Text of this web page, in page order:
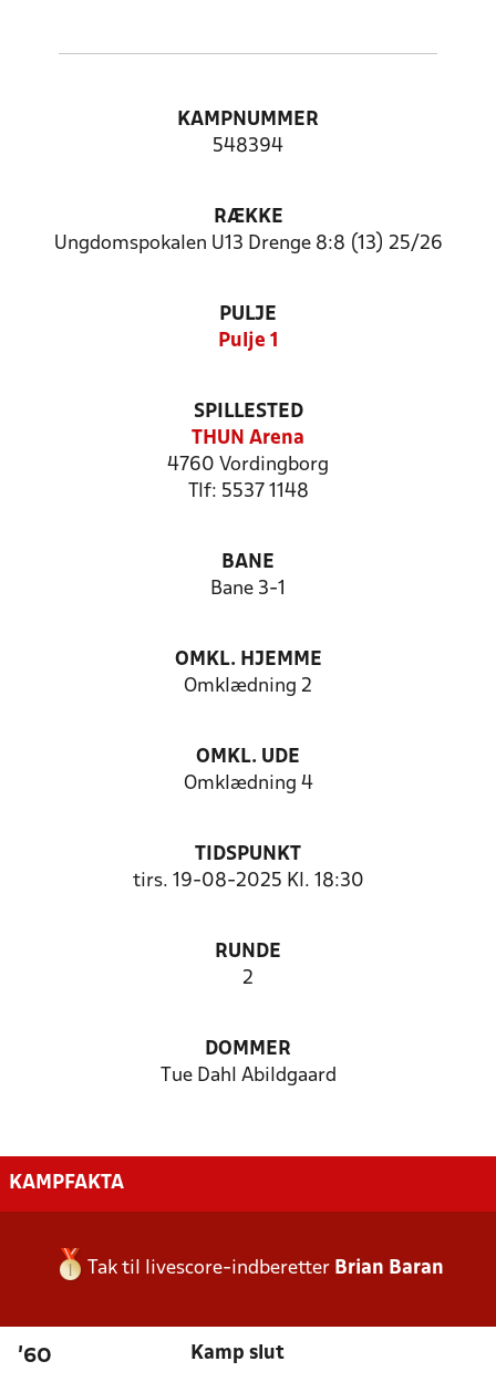
KAMPNUMMER
548394
RÆKKE
Ungdomspokalen U13 Drenge 8:8 (13) 25/26
PULJE
Pulje 1
SPILLESTED
THUN Arena
4760 Vordingborg
Tlf: 5537 1148
BANE
Bane 3-1
OMKL. HJEMME
Omklædning 2
OMKL. UDE
Omklædning 4
TIDSPUNKT
tirs. 19-08-2025 Kl. 18:30
RUNDE
2
DOMMER
Tue Dahl Abildgaard
KAMPFAKTA
Tak til livescore-indberetter Brian Baran
'60 Kamp slut